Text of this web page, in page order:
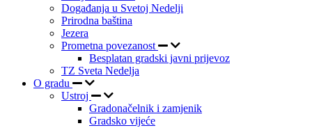
Događanja u Svetoj Nedelji
Prirodna baština
Jezera
Prometna povezanost
Besplatan gradski javni prijevoz
TZ Sveta Nedelja
O gradu
Ustroj
Gradonačelnik i zamjenik
Gradsko vijeće